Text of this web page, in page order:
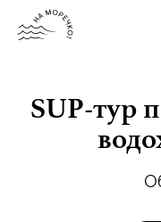
SUP-тур